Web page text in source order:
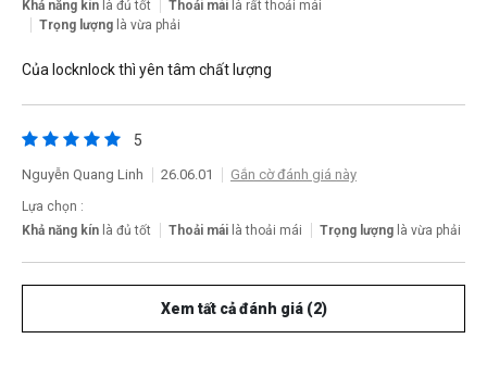
Khả năng kín là đủ tốt Thoải mái là rất thoải mái
Trọng lượng là vừa phải
Của locknlock thì yên tâm chất lượng
5
Nguyễn Quang Linh 26.06.01 Gắn cờ đánh giá này
Lựa chọn :
Khả năng kín là đủ tốt Thoải mái là thoải mái Trọng lượng là vừa phải
Xem tất cả đánh giá (2)